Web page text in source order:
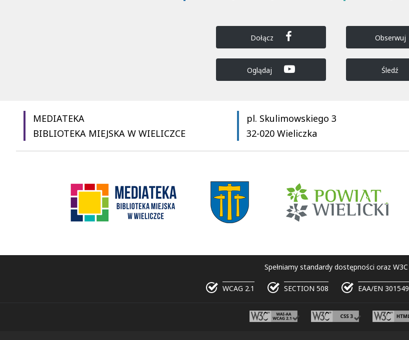
Dołącz
Oglądaj
Obserwuj
Śledź
MEDIATEKA
BIBLIOTEKA MIEJSKA W WIELICZCE
pl. Skulimowskiego 3
32-020 Wieliczka
Spełniamy standardy dostępności oraz W3C
WCAG 2.1 SECTION 508 EAA/EN 301549